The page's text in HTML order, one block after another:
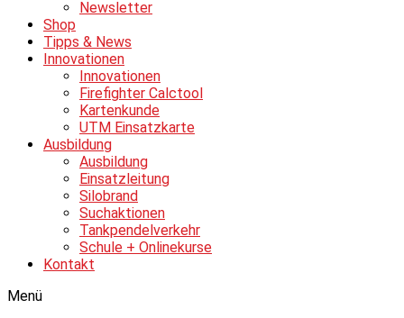
Newsletter
Shop
Tipps & News
Innovationen
Innovationen
Firefighter Calctool
Kartenkunde
UTM Einsatzkarte
Ausbildung
Ausbildung
Einsatzleitung
Silobrand
Suchaktionen
Tankpendelverkehr
Schule + Onlinekurse
Kontakt
Menü